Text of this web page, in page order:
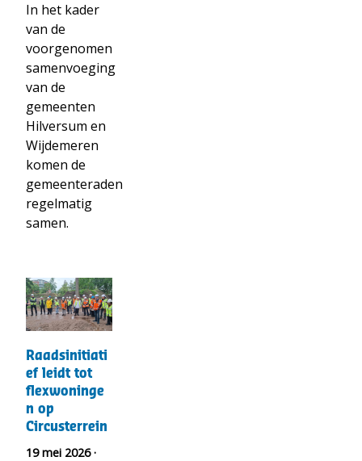
In het kader
van de
voorgenomen
samenvoeging
van de
gemeenten
Hilversum en
Wijdemeren
komen de
gemeenteraden
regelmatig
samen.
t("Lees
meer
over")
Raadsinitiatief
leidt
tot
flexwoningen
op
Raadsinitiati
ef leidt tot
flexwoninge
n op
Circusterrein
19 mei 2026 ·